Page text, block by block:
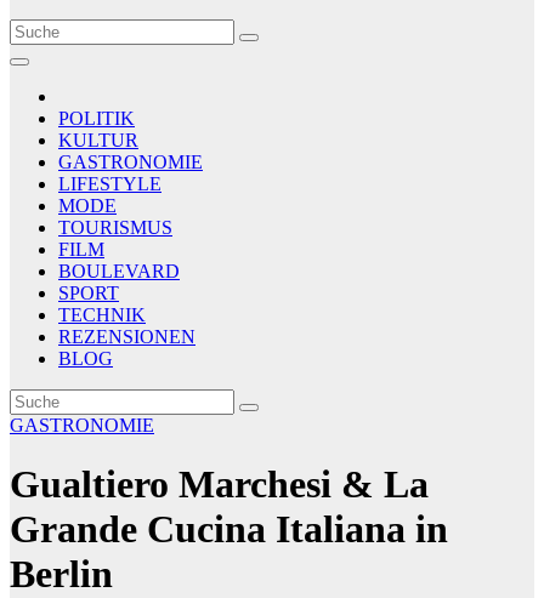
Le Matin
AGENCE DE PRESSE
POLITIK
KULTUR
GASTRONOMIE
LIFESTYLE
MODE
TOURISMUS
FILM
BOULEVARD
SPORT
TECHNIK
REZENSIONEN
BLOG
GASTRONOMIE
Gualtiero Marchesi & La
Grande Cucina Italiana in
Berlin